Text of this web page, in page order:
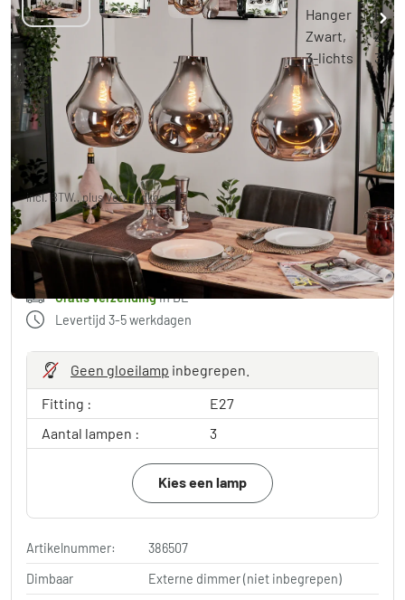
Herisau Hanger Zwart, 3-lichts
€ 285,99
incl. BTW., plusVerzendkosten,Gratis verzending in BE
in winkelwagen
Gratis verzendingin BE
Levertijd 3-5 werkdagen
Geen gloeilamp inbegrepen.
Fitting :
E27
Aantal lampen :
3
Kies een lamp
Artikelnummer:
386507
Dimbaar
Externe dimmer (niet inbegrepen)